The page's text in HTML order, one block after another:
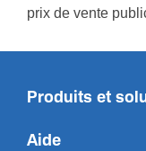
prix de vente
Produits et
Aide